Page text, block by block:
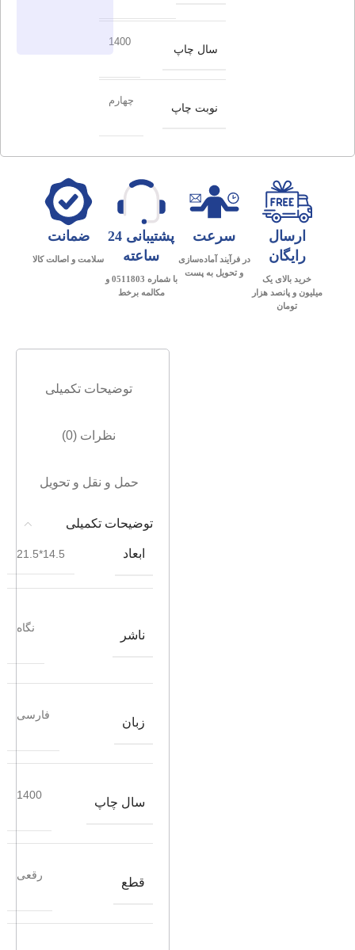
سال چاپ
1400
نوبت چاپ
چهارم
ارسال
رایگان
خرید بالای یک
میلیون و پانصد هزار
تومان
سرعت
در فرآیند آماده‌سازی
و تحویل به پست
پشتیبانی 24
ساعته
با شماره 0511803 و
مکالمه برخط
ضمانت
سلامت و اصالت کالا
توضیحات تکمیلی
نظرات (0)
حمل و نقل و تحویل
توضیحات تکمیلی
ابعاد 14.5*21.5
ناشر
نگاه
زبان
فارسی
سال چاپ
1400
قطع
رقعی